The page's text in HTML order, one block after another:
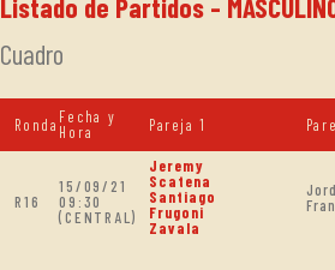
Listado de Partidos -
Cuadro
Ronda Fecha y
Hora
Pareja 1
R16
15/09/21
09:30
(CENTRAL)
Jeremy
Scatena
Santiago
Frugoni
Zavala